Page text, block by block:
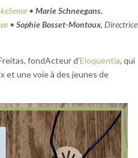
•Marie Schneegans,
•Sophie Bosset-Montoux, Directrice
fondActeur d’Eloquentia, qui
et une voie à des jeunes de